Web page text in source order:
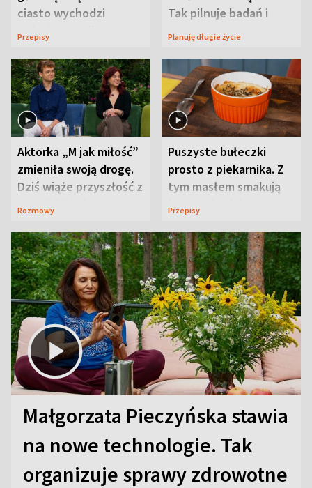
ciasto wychodzi
wyjątkowo wilgotne
Przepisy
Tak pilnuje badań i
wizyt
Planuję długie życie
Aktorka „M jak miłość”
zmieniła swoją drogę.
Dziś wiąże przyszłość z
neurobiologią
Rozmowy
Puszyste bułeczki
prosto z piekarnika. Z
tym masłem smakują
jeszcze lepiej
Przepisy
Małgorzata Pieczyńska stawia
na nowe technologie. Tak
organizuje sprawy zdrowotne